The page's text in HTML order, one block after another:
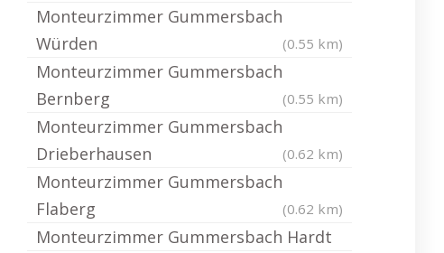
Monteurzimmer Gummersbach
Würden
(0.55 km)
Monteurzimmer Gummersbach
Bernberg
(0.55 km)
Monteurzimmer Gummersbach
Drieberhausen
(0.62 km)
Monteurzimmer Gummersbach
Flaberg
(0.62 km)
Monteurzimmer Gummersbach Hardt